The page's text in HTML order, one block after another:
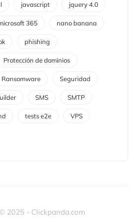
javascript jquery 4.0
365 nano banana
phishing
Protección de dominios
Ransomware Seguridad
SMS SMTP
tests e2e VPS
2025 - Clickpanda.com